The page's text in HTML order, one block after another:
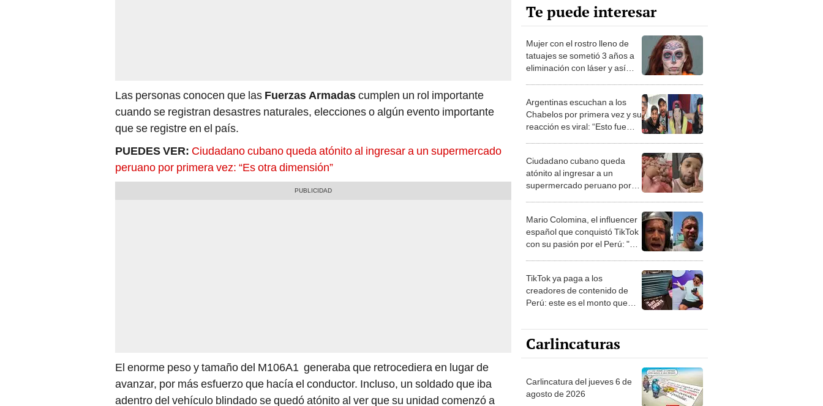
Las personas conocen que las Fuerzas Armadascumplen un rol importante
cuando se registran desastres naturales, elecciones o algún evento importante
que se registre en el país.
PUEDES VER: Ciudadano cubano queda atónito al ingresar a un supermercado
peruano por primera vez: “Es otra dimensión”
El enorme peso y tamaño del M106A1 generaba que retrocediera en lugar de
avanzar, por más esfuerzo que hacía el conductor. Incluso, un soldado que iba
adentro del vehículo blindado se quedó atónito al ver que su unidad comenzó a
Te puede interesar
Mujer con el rostro lleno de
tatuajes se sometió 3 años a
eliminación con láser y así
Argentinas escuchan a los
Chabelos por primera vez y su
reacción es viral: “Esto fue
Ciudadano cubano queda
atónito al ingresar a un
supermercado peruano por
Mario Colomina, el influencer
español que conquistó TikTok
con su pasión por el Perú: "Mi
TikTok ya paga a los
creadores de contenido de
Perú: este es el monto que
1.000 vistas
Carlincaturas
Carlincatura del jueves 6 de
agosto de 2026